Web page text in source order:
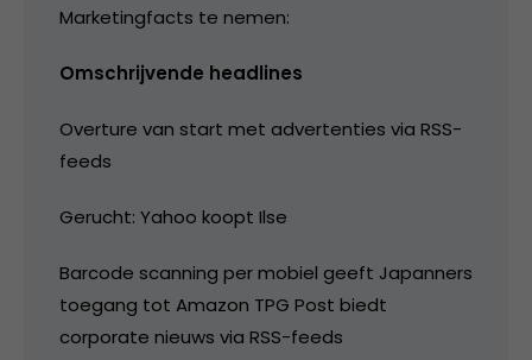
Marketingfacts te nemen:
Omschrijvende headlines
Overture van start met advertenties via RSS-
feeds
Gerucht: Yahoo koopt Ilse
Barcode scanning per mobiel geeft Japanners
toegang tot Amazon TPG Post biedt
corporate nieuws via RSS-feeds